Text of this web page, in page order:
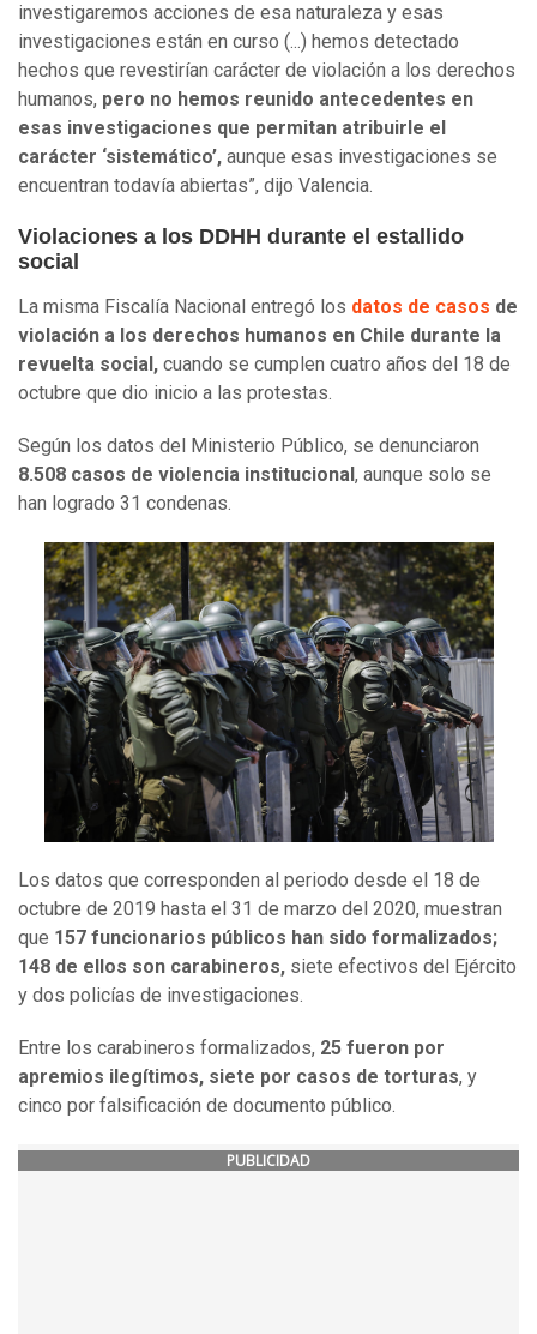
investigaremos acciones de esa naturaleza y esas
investigaciones están en curso (...) hemos detectado
hechos que revestirían carácter de violación a los derechos
humanos, pero no hemos reunido antecedentes en
esas investigaciones que permitan atribuirle el
carácter ‘sistemático’, aunque esas investigaciones se
encuentran todavía abiertas”, dijo Valencia.
Violaciones a los DDHH durante el estallido
social
La misma Fiscalía Nacional entregó los datos de casos de
violación a los derechos humanos en Chile durante la
revuelta social, cuando se cumplen cuatro años del 18 de
octubre que dio inicio a las protestas.
Según los datos del Ministerio Público, se denunciaron
8.508 casos de violencia institucional , aunque solo se
han logrado 31 condenas.
Los datos que corresponden al periodo desde el 18 de
octubre de 2019 hasta el 31 de marzo del 2020, muestran
que 157 funcionarios públicos han sido formalizados;
148 de ellos son carabineros, siete efectivos del Ejército
y dos policías de investigaciones.
Entre los carabineros formalizados, 25 fueron por
apremios ilegítimos, siete por casos de torturas, y
cinco por falsificación de documento público.
PUBLICIDAD